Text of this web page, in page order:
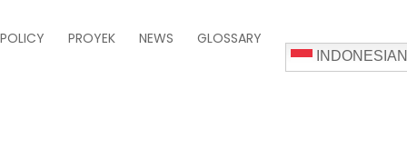
PROYEK NEWS GLOSSARY
INDONESIAN